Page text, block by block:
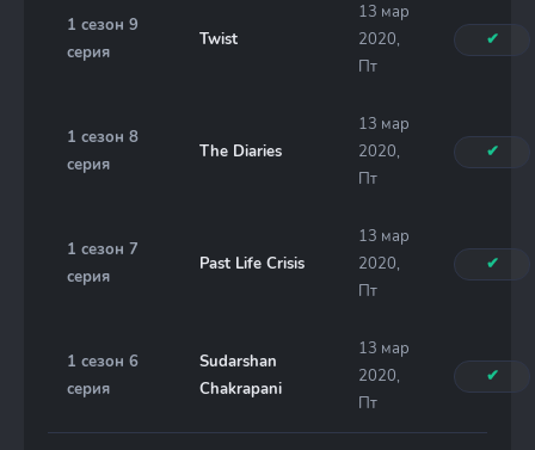
1 сезон 9
серия
Twist
13 мар
2020,
Пт
✔
1 сезон 8
серия
The Diaries
13 мар
2020,
Пт
✔
1 сезон 7
серия
Past Life Crisis
13 мар
2020,
Пт
✔
1 сезон 6
серия
Sudarshan
Chakrapani
13 мар
2020,
Пт
✔